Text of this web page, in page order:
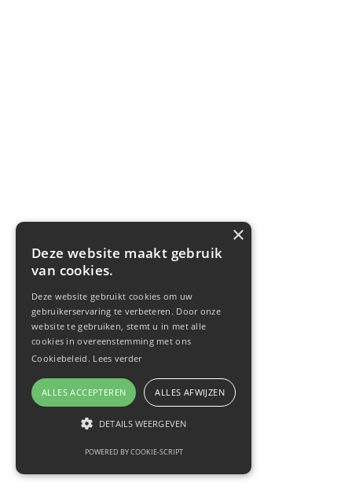
×
Deze website maakt gebruik
van cookies.
Deze website gebruikt cookies om uw
gebruikerservaring te verbeteren. Door onze
website te gebruiken, stemt u in met alle
cookies in overeenstemming met ons
Cookiebeleid. Lees verder
ALLES ACCEPTEREN ALLES AFWIJZEN
DETAILS WEERGEVEN
POWERED BY COOKIE-SCRIPT